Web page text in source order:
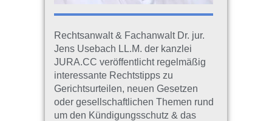
Rechtsanwalt & Fachanwalt Dr. jur.
Jens Usebach LL.M. der kanzlei
JURA.CC veröffentlicht regelmäßig
interessante Rechtstipps zu
Gerichtsurteilen, neuen Gesetzen
oder gesellschaftlichen Themen rund
um den Kündigungsschutz & das